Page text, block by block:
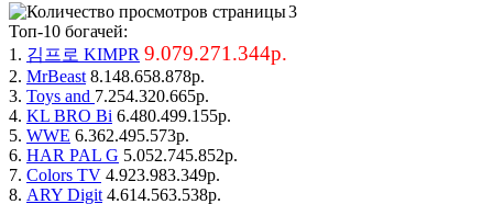
3
Топ-10 богачей:
1. 김프로 KIMPR 9.079.271.344р.
2. MrBeast 8.148.658.878р.
3. Toys and 7.254.320.665р.
4. KL BRO Bi 6.480.499.155р.
5. WWE 6.362.495.573р.
6. HAR PAL G 5.052.745.852р.
7. Colors TV 4.923.983.349р.
8. ARY Digit 4.614.563.538р.